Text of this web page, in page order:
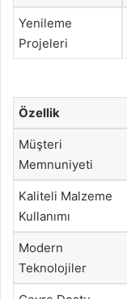
Yenileme
Projeleri
Özellik
Müşteri
Memnuniyeti
Kaliteli Malzeme
Kullanımı
Modern
Teknolojiler